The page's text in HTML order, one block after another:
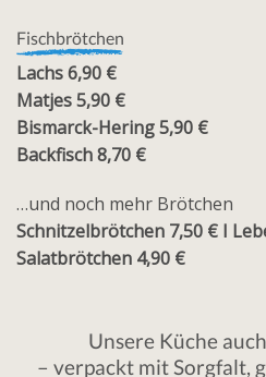
Fischbrötchen
Lachs 6,90 €
Matjes 5,90 €
Bismarck-Hering 5,90 €
Backfisch 8,70 €
…und noch mehr Brötchen
Schnitzelbrötchen 7,50 € I
Salatbrötchen 4,90 €
Unsere Küche
– verpackt mit Sorgfalt,